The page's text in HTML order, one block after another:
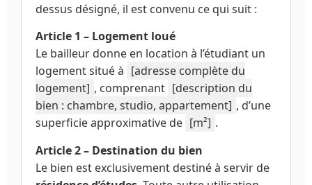
dessus désigné, il est convenu ce qui suit :
Article 1 – Logement loué
Le bailleur donne en location à l’étudiant un
logement situé à [adresse complète du
logement] , comprenant [description du
bien : chambre, studio, appartement] , d’une
superficie approximative de [m²] .
Article 2 – Destination du bien
Le bien est exclusivement destiné à servir de